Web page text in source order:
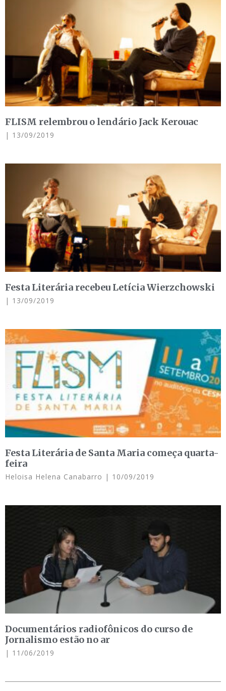
FLISM relembrou o lendário Jack Kerouac
13/09/2019
Festa Literária recebeu Letícia Wierzchowski
13/09/2019
Festa Literária de Santa Maria começa quarta-
feira
Heloisa Helena Canabarro 10/09/2019
Documentários radiofônicos do curso de
Jornalismo estão no ar
11/06/2019